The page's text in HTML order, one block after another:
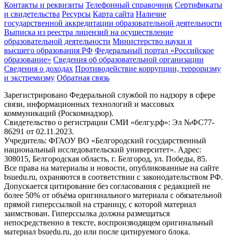
Контакты и реквизиты Телефонный справочник Сертификаты
и свидетельства Ресурсы Карта сайта Наличие
государственной аккредитации образовательной деятельности
Выписка из реестра лицензий на осуществление
образовательной деятельности Министерствo науки и
высшего образования РФ Федеральный портал «Российское
образование» Сведения об образовательной организации
Сведения о доходах Противодействие коррупции, терроризму
и экстремизму Обратная связь
Зарегистрировано Федеральной службой по надзору в сфере
связи, информационных технологий и массовых
коммуникаций (Роскомнадзор).
Свидетельство о регистрации СМИ «белгу.рф»: Эл №ФС77-
86291 от 02.11.2023.
Учредитель: ФГАОУ ВО «Белгородский государственный
национальный исследовательский университет». Адрес:
308015, Белгородская область, г. Белгород, ул. Победы, 85.
Все права на материалы и новости, опубликованные на сайте
bsuedu.ru, охраняются в соответствии с законодательством РФ.
Допускается цитирование без согласования с редакцией не
более 50% от объёма оригинального материала с обязательной
прямой гиперссылкой на страницу, с которой материал
заимствован. Гиперссылка должна размещаться
непосредственно в тексте, воспроизводящем оригинальный
материал bsuedu.ru, до или после цитируемого блока.